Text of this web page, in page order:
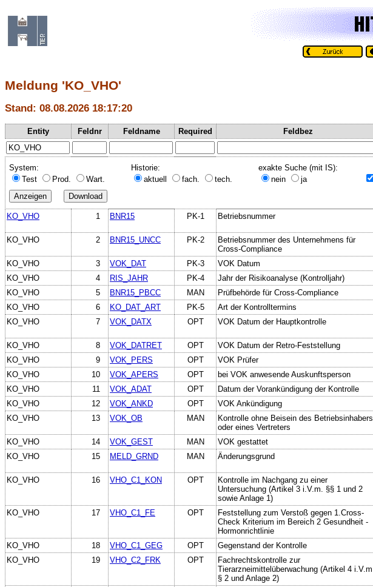
Meldung 'KO_VHO'
Stand: 08.08.2026 18:17:20
Entity Feldnr Feldname Required Feldbez
System:
Test
Prod. Wart.
Historie:
aktuell
fach. tech.
exakte Suche (mit IS):
nein
ja
KO_VHO 1 BNR15 PK-1 Betriebsnummer
KO_VHO 2 BNR15_UNCC PK-2
Betriebsnummer des Unternehmens für
Cross-Compliance
KO_VHO 3 VOK_DAT PK-3 VOK Datum
KO_VHO
4 RIS_JAHR PK-4 Jahr der Risikoanalyse (Kontrolljahr)
KO_VHO
5 BNR15_PBCC MAN Prüfbehörde für Cross-Compliance
KO_VHO
6 KO_DAT_ART PK-5 Art der Kontrolltermins
KO_VHO
7 VOK_DATX OPT VOK Datum der Hauptkontrolle
KO_VHO 8 VOK_DATRET OPT VOK Datum der Retro-Feststellung
KO_VHO
9 VOK_PERS OPT VOK Prüfer
KO_VHO
10 VOK_APERS OPT bei VOK anwesende Auskunftsperson
KO_VHO
11 VOK_ADAT OPT Datum der Vorankündigung der Kontrolle
KO_VHO
12 VOK_ANKD OPT VOK Ankündigung
KO_VHO
13 VOK_OB MAN
Kontrolle ohne Beisein des Betriebsinhabers
oder eines Vertreters
KO_VHO 14 VOK_GEST MAN VOK gestattet
KO_VHO
15 MELD_GRND MAN Änderungsgrund
KO_VHO
16 VHO_C1_KON OPT
Kontrolle im Nachgang zu einer
Untersuchung (Artikel 3 i.V.m. §§ 1 und 2
sowie Anlage 1)
KO_VHO 17 VHO_C1_FE OPT
Feststellung zum Verstoß gegen 1.Cross-
Check Kriterium im Bereich 2 Gesundheit -
Hormonrichtlinie
KO_VHO 18 VHO_C1_GEG OPT Gegenstand der Kontrolle
KO_VHO
19 VHO_C2_FRK OPT
Fachrechtskontrolle zur
Tierarzneimittelüberwachung (Artikel 4 i.V.m
§ 2 und Anlage 2)